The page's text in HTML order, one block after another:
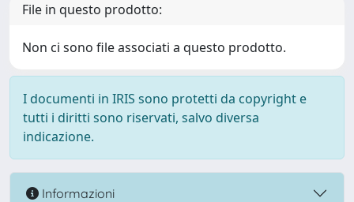
File in questo prodotto:
Non ci sono file associati a questo prodotto.
I documenti in IRIS sono protetti da copyright e
tutti i diritti sono riservati, salvo diversa
indicazione.
Informazioni